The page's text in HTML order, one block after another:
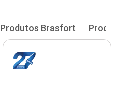
Produtos Brasfort